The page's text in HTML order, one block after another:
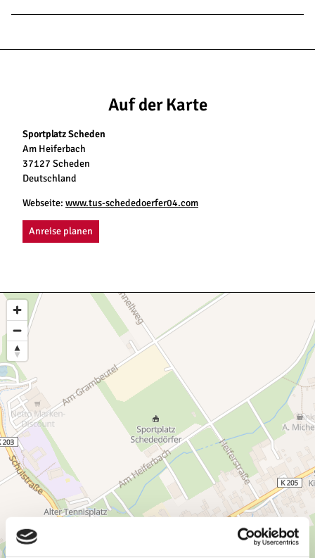
Auf der Karte
Sportplatz Scheden
Am Heiferbach
37127 Scheden
Deutschland
Webseite: www.tus-schededoerfer04.com
Anreise planen